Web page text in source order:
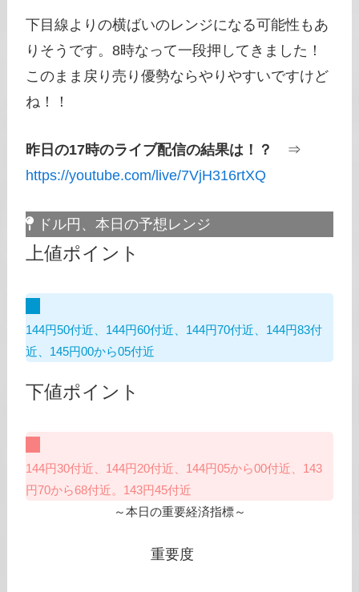
下目線よりの横ばいのレンジになる可能性もあ
りそうです。8時なって一段押してきました！
このまま戻り売り優勢ならやりやすいですけど
ね！！
昨日の17時のライブ配信の結果は！？
⇒
https://youtube.com/live/7VjH316rtXQ
ドル円、本日の予想レンジ
上値ポイント
144円50付近、144円60付近、144円70付近、144円83付
近、145円00から05付近
下値ポイント
144円30付近、144円20付近、144円05から00付近、143
円70から68付近。143円45付近
～本日の重要経済指標～
重要度